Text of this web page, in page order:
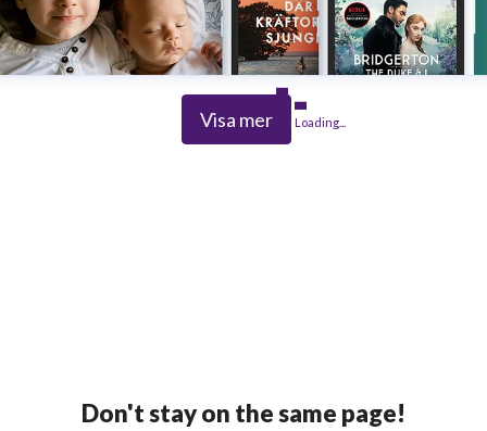
Visa mer Loading...
Don't stay on the same page!